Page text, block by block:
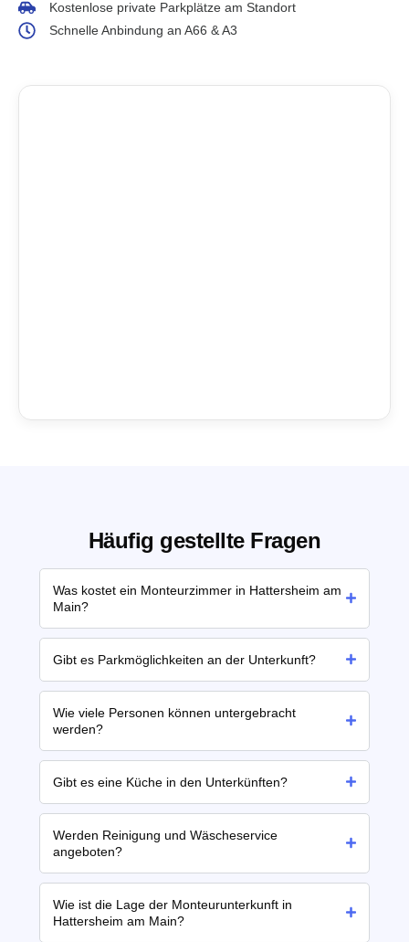
Kostenlose private Parkplätze am Standort
Schnelle Anbindung an A66 & A3
Häufig gestellte Fragen
Was kostet ein Monteurzimmer in Hattersheim am
Main?
Gibt es Parkmöglichkeiten an der Unterkunft?
Wie viele Personen können untergebracht
werden?
Gibt es eine Küche in den Unterkünften?
Werden Reinigung und Wäscheservice
angeboten?
Wie ist die Lage der Monteurunterkunft in
Hattersheim am Main?